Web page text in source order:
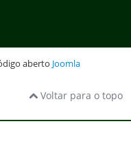
aberto Joomla
Voltar para o topo